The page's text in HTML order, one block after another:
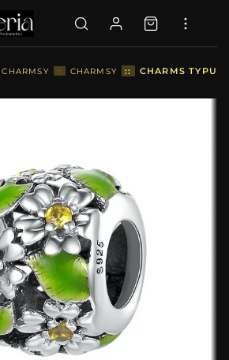
CHARMSY :: CHARMSY :: CHARMS TYPU